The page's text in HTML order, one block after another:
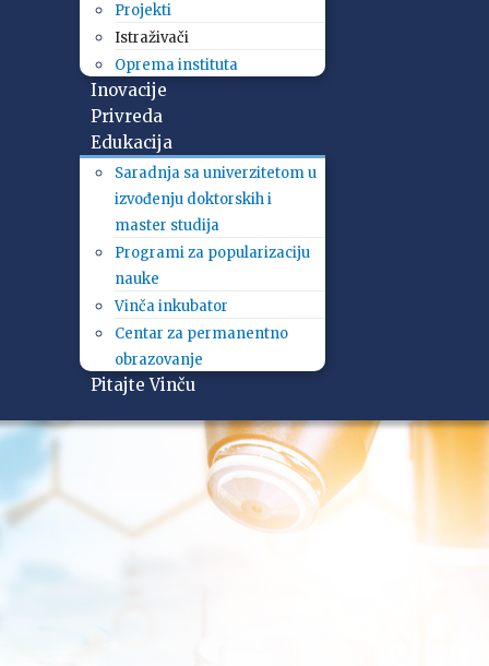
Projekti
Istraživači
Oprema instituta
Inovacije
Privreda
Edukacija
Saradnja sa univerzitetom u
izvođenju doktorskih i
master studija
Programi za popularizaciju
nauke
Vinča inkubator
Centar za permanentno
obrazovanje
Pitajte Vinču